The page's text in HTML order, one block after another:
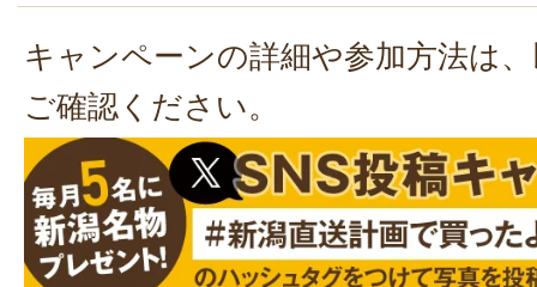
キャンペーンの詳細や参加方法は
ご確認ください。